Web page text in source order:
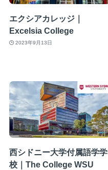
エクシアカレッジ｜
Excelsia College
2023年9月13日
西シドニー大学付属語学学
校｜The College WSU